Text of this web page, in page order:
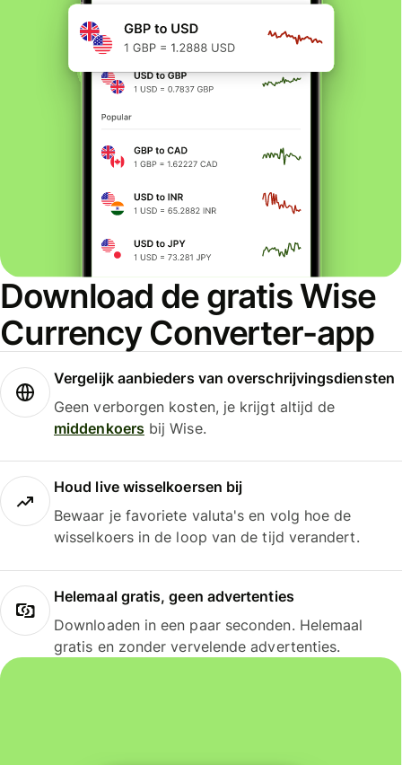
Download de gratis Wise
Currency Converter-app
Vergelijk aanbieders van overschrijvingsdiensten
Geen verborgen kosten, je krijgt altijd de
middenkoersbij Wise.
Houd live wisselkoersen bij
Bewaar je favoriete valuta's en volg hoe de
wisselkoers in de loop van de tijd verandert.
Helemaal gratis, geen advertenties
Downloaden in een paar seconden. Helemaal
gratis en zonder vervelende advertenties.